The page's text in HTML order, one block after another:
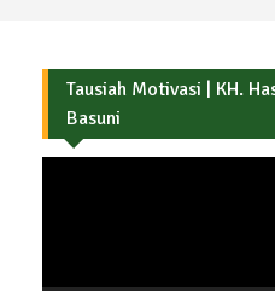
Tausiah Motivasi | KH.
Basuni